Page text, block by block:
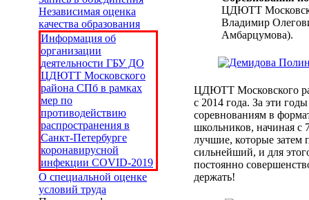
Независимая оценка
качества образования
Информация об
организации
деятельности ГБУ ДО
ЦДЮТТ Московского
района СПб в рамках
мер по
противодействию
распространения в
Санкт-Петербурге
коронавирусной
инфекции COVID-2019
О специальной оценке
условий труда
ЦДЮТТ
Владимир
Амбарцумова).
ЦДЮТТ Московского
с 2014 года. За эти
соревнованиям в
школьников, начиная с
лучшие, которые затем
сильнейший, и для
постоянно
держать!